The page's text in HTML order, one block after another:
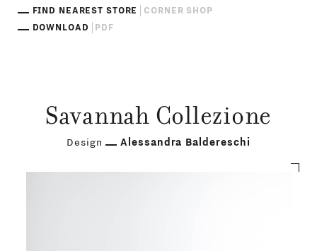
FIND NEAREST STORE
CORNER SHOP
DOWNLOAD
PDF
Savannah Collezione
Design Alessandra Baldereschi